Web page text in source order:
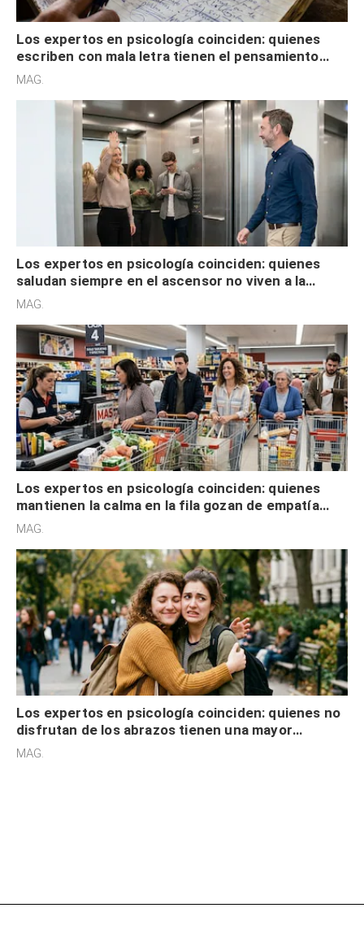
Los expertos en psicología coinciden: quienes
escriben con mala letra tienen el pensamiento
acelerado y no lo hacen por desinterés
MAG.
Los expertos en psicología coinciden: quienes
saludan siempre en el ascensor no viven a la
defensiva y tienen apertura social
MAG.
Los expertos en psicología coinciden: quienes
mantienen la calma en la fila gozan de empatía
cognitiva, gratitud y no solo tienen autocontrol
MAG.
Los expertos en psicología coinciden: quienes no
disfrutan de los abrazos tienen una mayor
sensibilidad a los estímulos físicos y no es por
MAG.